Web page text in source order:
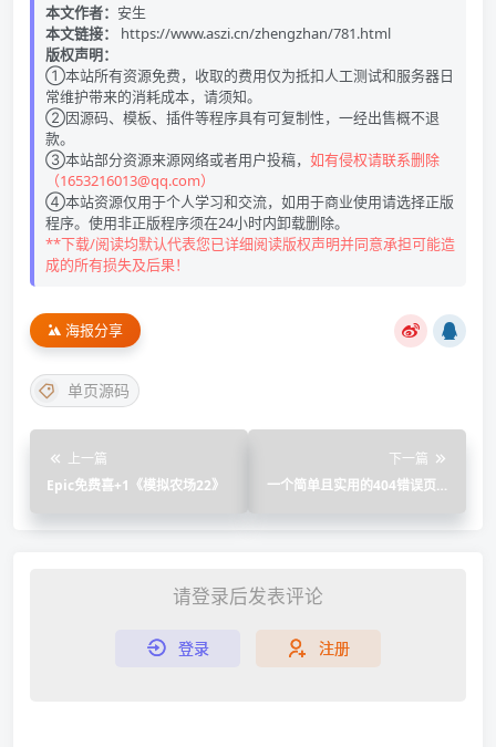
本文作者： 安生
本文链接：
https://www.aszi.cn/zhengzhan/781.html
版权声明：
①本站所有资源免费，收取的费用仅为抵扣人工测试和服务器日
常维护带来的消耗成本，请须知。
②因源码、模板、插件等程序具有可复制性，一经出售概不退
款。
③本站部分资源来源网络或者用户投稿， 如有侵权请联系删除
（1653216013@qq.com）
④本站资源仅用于个人学习和交流，如用于商业使用请选择正版
程序。使用非正版程序须在24小时内卸载删除。
**下载/阅读均默认代表您已详细阅读版权声明并同意承担可能造
成的所有损失及后果！
海报分享
单页源码
上一篇
Epic免费喜+1《模拟农场22》
下一篇
一个简单且实用的404错误页面
请登录后发表评论
登录 注册